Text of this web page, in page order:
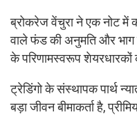
ब्रोकरेज वेंचुरा ने एक नोट में
वाले फंड की अनुमति और
के परिणामस्वरूप
ट्रेडिंगो के संस्थापक पार्थ
बड़ा जीवन बीमाकर्ता है,